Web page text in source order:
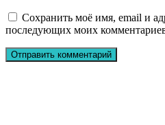
Сохранить моё имя, email и
последующих моих